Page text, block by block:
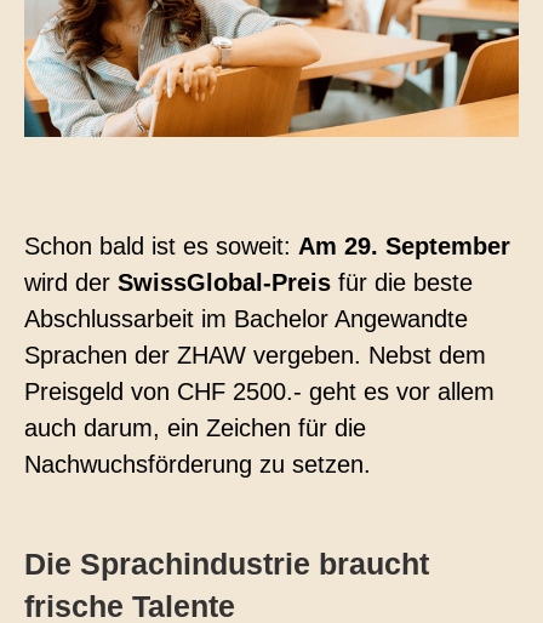
Technische Übersetzungen
Übersetzungen im Bereich Rohstoffe und
Energie
Kontakt
Schon bald ist es soweit: Am 29. September
wird der SwissGlobal-Preis für die beste
Abschlussarbeit im Bachelor Angewandte
Sprachen der ZHAW vergeben. Nebst dem
Preisgeld von CHF 2500.- geht es vor allem
auch darum, ein Zeichen für die
Nachwuchsförderung zu setzen.
Die Sprachindustrie braucht
frische Talente